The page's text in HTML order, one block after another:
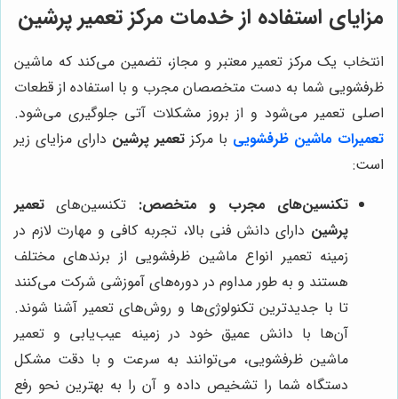
مزایای استفاده از خدمات مرکز تعمیر پرشین
انتخاب یک مرکز تعمیر معتبر و مجاز، تضمین می‌کند که ماشین
ظرفشویی شما به دست متخصصان مجرب و با استفاده از قطعات
اصلی تعمیر می‌شود و از بروز مشکلات آتی جلوگیری می‌شود.
تعمیرات ماشین ظرفشویی با مرکز تعمیر پرشین دارای مزایای زیر
است:
تکنسین‌های مجرب و متخصص: تکنسین‌های تعمیر
پرشین دارای دانش فنی بالا، تجربه کافی و مهارت لازم در
زمینه تعمیر انواع ماشین ظرفشویی از برندهای مختلف
هستند و به طور مداوم در دوره‌های آموزشی شرکت می‌کنند
تا با جدیدترین تکنولوژی‌ها و روش‌های تعمیر آشنا شوند.
آن‌ها با دانش عمیق خود در زمینه عیب‌یابی و تعمیر
ماشین ظرفشویی، می‌توانند به سرعت و با دقت مشکل
دستگاه شما را تشخیص داده و آن را به بهترین نحو رفع